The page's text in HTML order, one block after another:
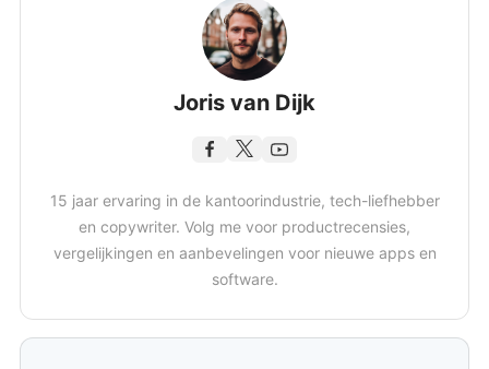
Joris van Dijk
15 jaar ervaring in de kantoorindustrie, tech-liefhebber
en copywriter. Volg me voor productrecensies,
vergelijkingen en aanbevelingen voor nieuwe apps en
software.